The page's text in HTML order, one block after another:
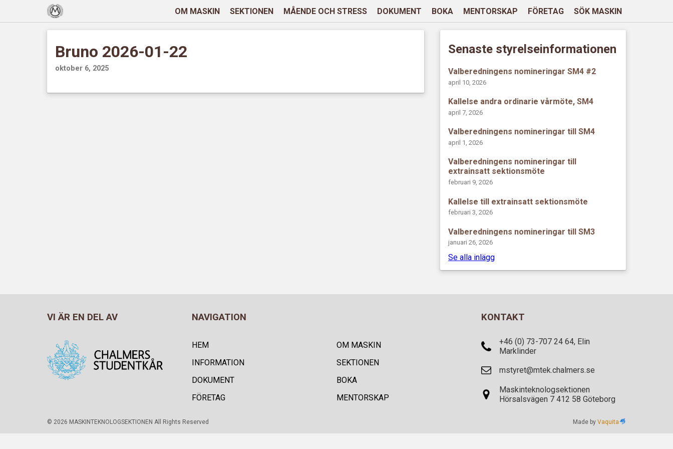
OM MASKIN SEKTIONEN MÅENDE OCH STRESS DOKUMENT BOKA MENTORSKAP FÖRETAG SÖK MASKIN
Bruno 2026-01-22
oktober 6, 2025
Senaste styrelseinformationen
Valberedningens nomineringar SM4 #2
april 10, 2026
Kallelse andra ordinarie vårmöte, SM4
april 7, 2026
Valberedningens nomineringar till SM4
april 1, 2026
Valberedningens nomineringar till
extrainsatt sektionsmöte
februari 9, 2026
Kallelse till extrainsatt sektionsmöte
februari 3, 2026
Valberedningens nomineringar till SM3
januari 26, 2026
Se alla inlägg
VI ÄR EN DEL AV NAVIGATION
HEM
OM MASKIN
INFORMATION
SEKTIONEN
DOKUMENT
BOKA
FÖRETAG
MENTORSKAP
KONTAKT
+46 (0) 73-707 24 64, Elin
Marklinder
mstyret@mtek.chalmers.se
Maskinteknologsektionen
Hörsalsvägen 7 412 58 Göteborg
© 2026 MASKINTEKNOLOGSEKTIONEN All Rights Reserved Made byVaquita